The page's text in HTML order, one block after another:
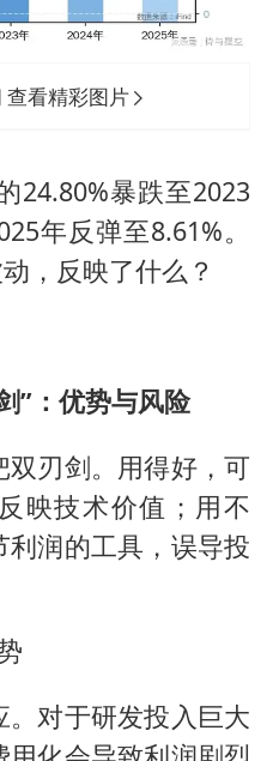
查看精彩图片
24.80%暴跌至2023
年反弹至8.61%。
，反映了什么？
”：优势与风险
刃剑。用得好，可
映技术价值；用不
润的工具，误导投
对于研发投入巨大